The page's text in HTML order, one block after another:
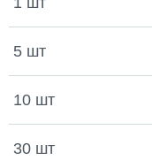
5 шт
10 шт
30 шт